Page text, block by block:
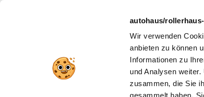
autohaus/
Wir verwenden
anbieten zu können
Informationen zu
und Analysen
zusammen, die Sie